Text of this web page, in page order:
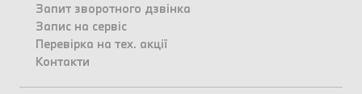
Запит зворотного дзвінка
Запис на сервіс
Перевірка на тех. акції
Контакти